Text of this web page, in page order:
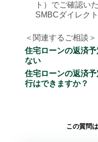
ト）でご確認い
SMBCダイレク
＜関連するご相談＞
住宅ローンの返済
ない
住宅ローンの返済
行はできますか？
この質問